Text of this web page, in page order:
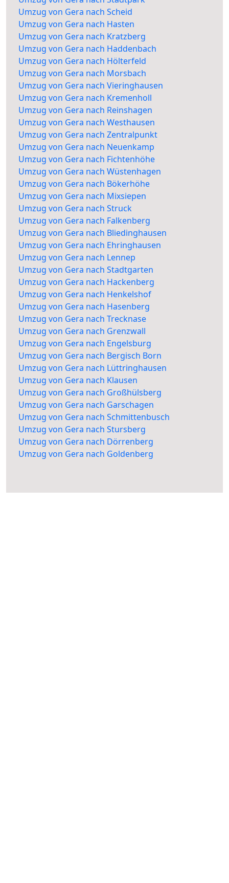
Umzug von Gera nach Scheid
Umzug von Gera nach Hasten
Umzug von Gera nach Kratzberg
Umzug von Gera nach Haddenbach
Umzug von Gera nach Hölterfeld
Umzug von Gera nach Morsbach
Umzug von Gera nach Vieringhausen
Umzug von Gera nach Kremenholl
Umzug von Gera nach Reinshagen
Umzug von Gera nach Westhausen
Umzug von Gera nach Zentralpunkt
Umzug von Gera nach Neuenkamp
Umzug von Gera nach Fichtenhöhe
Umzug von Gera nach Wüstenhagen
Umzug von Gera nach Bökerhöhe
Umzug von Gera nach Mixsiepen
Umzug von Gera nach Struck
Umzug von Gera nach Falkenberg
Umzug von Gera nach Bliedinghausen
Umzug von Gera nach Ehringhausen
Umzug von Gera nach Lennep
Umzug von Gera nach Stadtgarten
Umzug von Gera nach Hackenberg
Umzug von Gera nach Henkelshof
Umzug von Gera nach Hasenberg
Umzug von Gera nach Trecknase
Umzug von Gera nach Grenzwall
Umzug von Gera nach Engelsburg
Umzug von Gera nach Bergisch Born
Umzug von Gera nach Lüttringhausen
Umzug von Gera nach Klausen
Umzug von Gera nach Großhülsberg
Umzug von Gera nach Garschagen
Umzug von Gera nach Schmittenbusch
Umzug von Gera nach Stursberg
Umzug von Gera nach Dörrenberg
Umzug von Gera nach Goldenberg